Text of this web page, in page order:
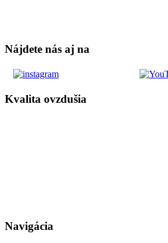
Nájdete nás aj na
Kvalita ovzdušia
Navigácia